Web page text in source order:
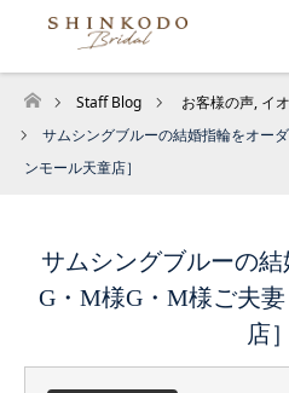
ホーム
Staff Blog お客様の声, イ
サムシングブルーの結婚指輪をオー
ンモール天童店］
サムシングブルーの
G・M様G・M様ご夫
店］